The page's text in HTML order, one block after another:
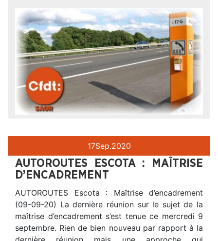
17Sep.2020
AUTOROUTES ESCOTA : MAÎTRISE
D’ENCADREMENT
AUTOROUTES Escota : Maîtrise d’encadrement
(09-09-20) La dernière réunion sur le sujet de la
maîtrise d’encadrement s’est tenue ce mercredi 9
septembre. Rien de bien nouveau par rapport à la